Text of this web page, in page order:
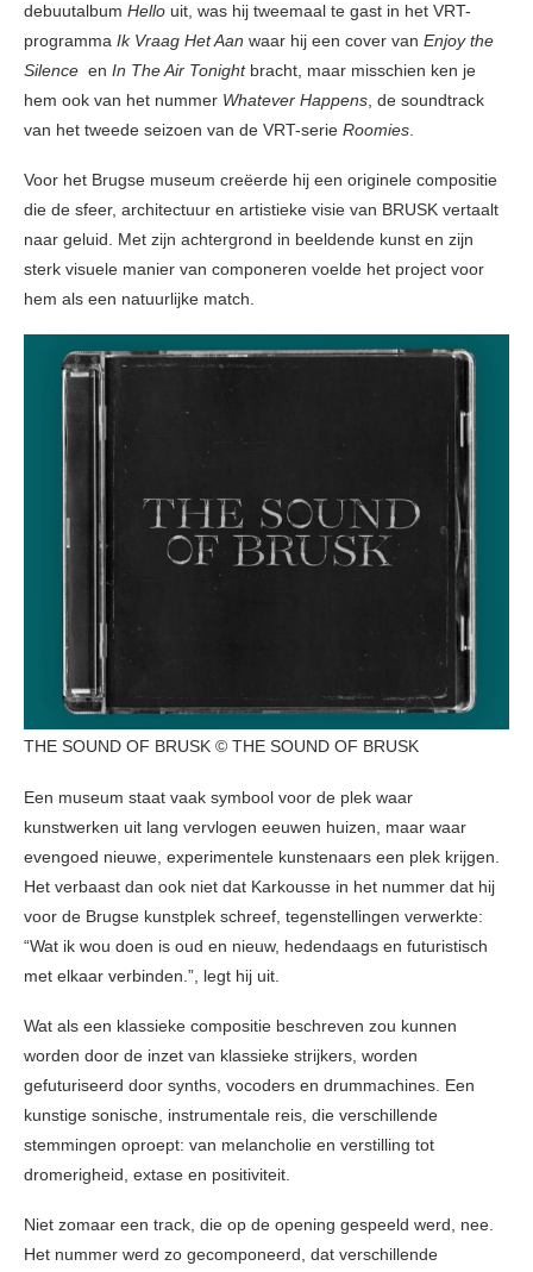
debuutalbum Hello uit, was hij tweemaal te gast in het VRT-
programma Ik Vraag Het Aan waar hij een cover van Enjoy the
Silence en In The Air Tonightbracht, maar misschien ken je
hem ook van het nummer Whatever Happens, de soundtrack
van het tweede seizoen van de VRT-serie Roomies.
Voor het Brugse museum creëerde hij een originele compositie
die de sfeer, architectuur en artistieke visie van BRUSK vertaalt
naar geluid. Met zijn achtergrond in beeldende kunst en zijn
sterk visuele manier van componeren voelde het project voor
hem als een natuurlijke match.
THE SOUND OF BRUSK © THE SOUND OF BRUSK
Een museum staat vaak symbool voor de plek waar
kunstwerken uit lang vervlogen eeuwen huizen, maar waar
evengoed nieuwe, experimentele kunstenaars een plek krijgen.
Het verbaast dan ook niet dat Karkousse in het nummer dat hij
voor de Brugse kunstplek schreef, tegenstellingen verwerkte:
“Wat ik wou doen is oud en nieuw, hedendaags en futuristisch
met elkaar verbinden.”, legt hij uit.
Wat als een klassieke compositie beschreven zou kunnen
worden door de inzet van klassieke strijkers, worden
gefuturiseerd door synths, vocoders en drummachines. Een
kunstige sonische, instrumentale reis, die verschillende
stemmingen oproept: van melancholie en verstilling tot
dromerigheid, extase en positiviteit.
Niet zomaar een track, die op de opening gespeeld werd, nee.
Het nummer werd zo gecomponeerd, dat verschillende